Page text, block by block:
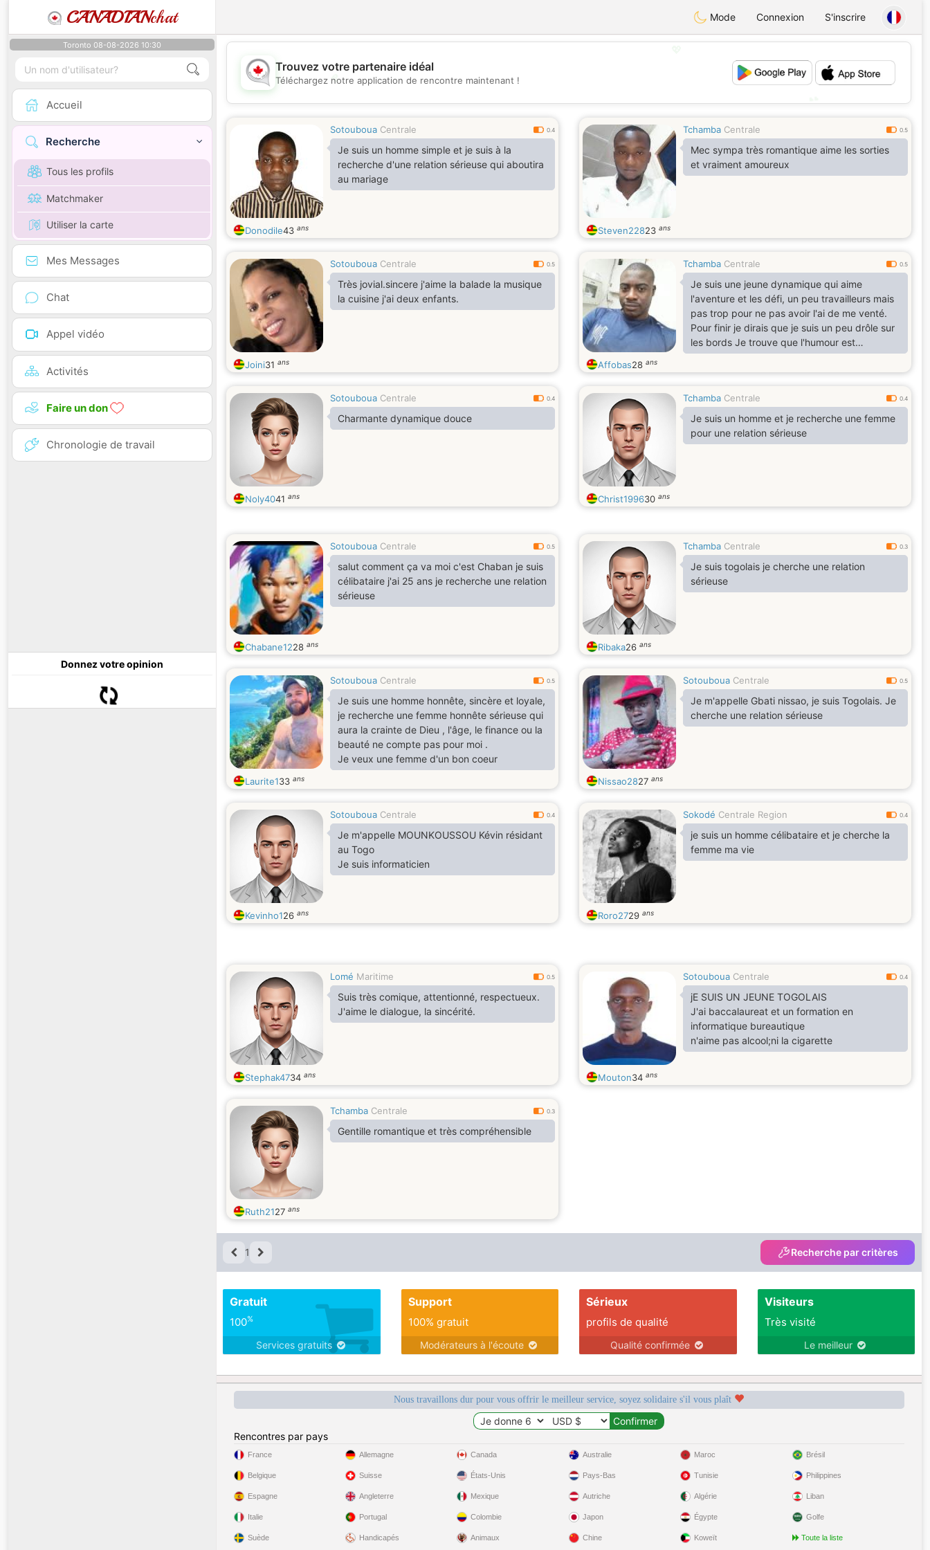
CANADIANchat Mode Connexion S'inscrire
Toronto 08-08-2026 10:30
Accueil
Recherche
Tous les profils
Matchmaker
Utiliser la carte
Mes Messages
Chat
Appel vidéo
Activités
Faire un don
Chronologie de travail
Donnez votre opinion
💖
💕
Trouvez votre partenaire idéal
Téléchargez notre application de rencontre maintenant !
Sotouboua Centrale 0.4
Je suis un homme simple et je suis à la
recherche d'une relation sérieuse qui aboutira
au mariage
Donodile43 ans
Tchamba Centrale 0.5
Mec sympa très romantique aime les sorties
et vraiment amoureux
Steven22823 ans
Sotouboua Centrale 0.5
Très jovial.sincere j'aime la balade la musique
la cuisine j'ai deux enfants.
Joini31 ans
Tchamba Centrale 0.5
Je suis une jeune dynamique qui aime
l'aventure et les défi, un peu travailleurs mais
pas trop pour ne pas avoir l'ai de me venté.
Pour finir je dirais que je suis un peu drôle sur
les bords Je trouve que l'humour est
important dans la vie
Affobas28 ans
Sotouboua Centrale 0.4
Charmante dynamique douce
Noly4041 ans
Tchamba Centrale 0.4
Je suis un homme et je recherche une femme
pour une relation sérieuse
Christ199630 ans
Sotouboua Centrale 0.5
salut comment ça va moi c'est Chaban je suis
célibataire j'ai 25 ans je recherche une relation
sérieuse
Chabane1228 ans
Tchamba Centrale 0.3
Je suis togolais je cherche une relation
sérieuse
Ribaka26 ans
Sotouboua Centrale 0.5
Je suis une homme honnête, sincère et loyale,
je recherche une femme honnête sérieuse qui
aura la crainte de Dieu , l'âge, le finance ou la
beauté ne compte pas pour moi .
Je veux une femme d'un bon coeur
Laurite133 ans
Sotouboua Centrale 0.5
Je m'appelle Gbati nissao, je suis Togolais. Je
cherche une relation sérieuse
Nissao2827 ans
Sotouboua Centrale 0.4
Je m'appelle MOUNKOUSSOU Kévin résidant
au Togo
Je suis informaticien
Kevinho126 ans
Sokodé Centrale Region 0.4
je suis un homme célibataire et je cherche la
femme ma vie
Roro2729 ans
Lomé Maritime 0.5
Suis très comique, attentionné, respectueux.
J'aime le dialogue, la sincérité.
Stephak4734 ans
Sotouboua Centrale 0.4
jE SUIS UN JEUNE TOGOLAIS
J'ai baccalaureat et un formation en
informatique bureautique
n'aime pas alcool;ni la cigarette
Mouton34 ans
Tchamba Centrale 0.3
Gentille romantique et très compréhensible
Ruth2127 ans
1 Recherche par critères
Gratuit
100%
Services gratuits
Support
100% gratuit
Modérateurs à l'écoute
Sérieux
profils de qualité
Qualité confirmée
Visiteurs
Très visité
Le meilleur
Nous travaillons dur pour vous offrir le meilleur service, soyez solidaire s'il vous plaît
Rencontres par pays
France
Belgique
Espagne
Italie
Suède
Allemagne
Suisse
Angleterre
Portugal
Handicapés
Canada
États-Unis
Mexique
Colombie
Animaux
Australie
Pays-Bas
Autriche
Japon
Chine
Maroc
Tunisie
Algérie
Égypte
Koweït
Brésil
Philippines
Liban
Golfe
Toute la liste